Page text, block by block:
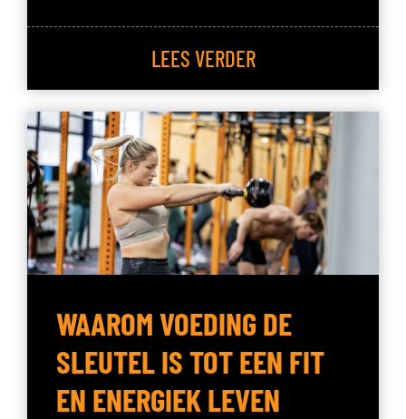
LEES VERDER
WAAROM VOEDING DE
SLEUTEL IS TOT EEN FIT
EN ENERGIEK LEVEN